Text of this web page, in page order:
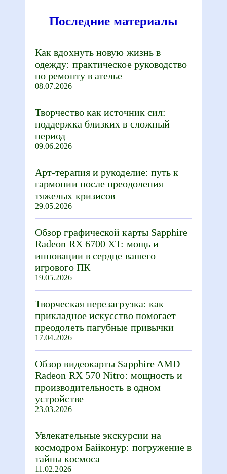
Последние материалы
Как вдохнуть новую жизнь в
одежду: практическое руководство
по ремонту в ателье
08.07.2026
Творчество как источник сил:
поддержка близких в сложный
период
09.06.2026
Арт-терапия и рукоделие: путь к
гармонии после преодоления
тяжелых кризисов
29.05.2026
Обзор графической карты Sapphire
Radeon RX 6700 XT: мощь и
инновации в сердце вашего
игрового ПК
19.05.2026
Творческая перезагрузка: как
прикладное искусство помогает
преодолеть пагубные привычки
17.04.2026
Обзор видеокарты Sapphire AMD
Radeon RX 570 Nitro: мощность и
производительность в одном
устройстве
23.03.2026
Увлекательные экскурсии на
космодром Байконур: погружение в
тайны космоса
11.02.2026